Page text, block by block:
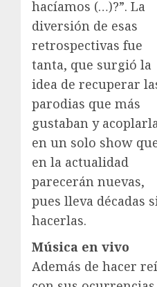
hacíamos (…)?”. La
diversión de esas
retrospectivas fue
tanta, que surgió la
idea de recuperar
parodias que más
gustaban y
en un solo show
en la actualidad
parecerán nuevas,
pues lleva décadas
hacerlas.
Música en vivo
Además de hacer